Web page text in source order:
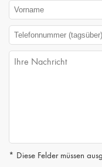
* Diese Felder müssen